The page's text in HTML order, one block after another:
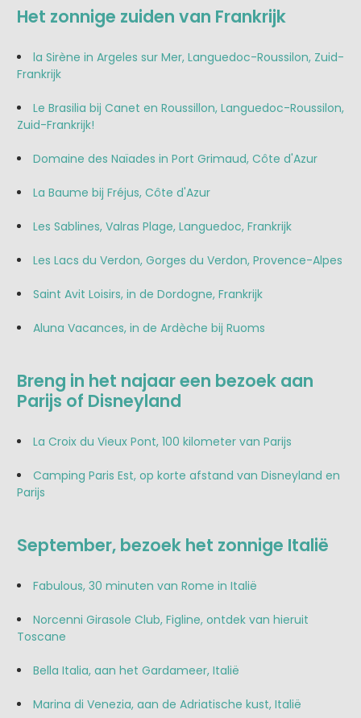
Het zonnige zuiden van Frankrijk
la Sirène in Argeles sur Mer, Languedoc-Roussilon, Zuid-
Frankrijk
Le Brasilia bij Canet en Roussillon, Languedoc-Roussilon,
Zuid-Frankrijk!
Domaine des Naïades in Port Grimaud, Côte d'Azur
La Baume bij Fréjus, Côte d'Azur
Les Sablines, Valras Plage, Languedoc, Frankrijk
Les Lacs du Verdon, Gorges du Verdon, Provence-Alpes
Saint Avit Loisirs, in de Dordogne, Frankrijk
Aluna Vacances, in de Ardèche bij Ruoms
Breng in het najaar een bezoek aan
Parijs of Disneyland
La Croix du Vieux Pont, 100 kilometer van Parijs
Camping Paris Est, op korte afstand van Disneyland en
Parijs
September, bezoek het zonnige Italië
Fabulous, 30 minuten van Rome in Italië
Norcenni Girasole Club, Figline, ontdek van hieruit
Toscane
Bella Italia, aan het Gardameer, Italië
Marina di Venezia, aan de Adriatische kust, Italië